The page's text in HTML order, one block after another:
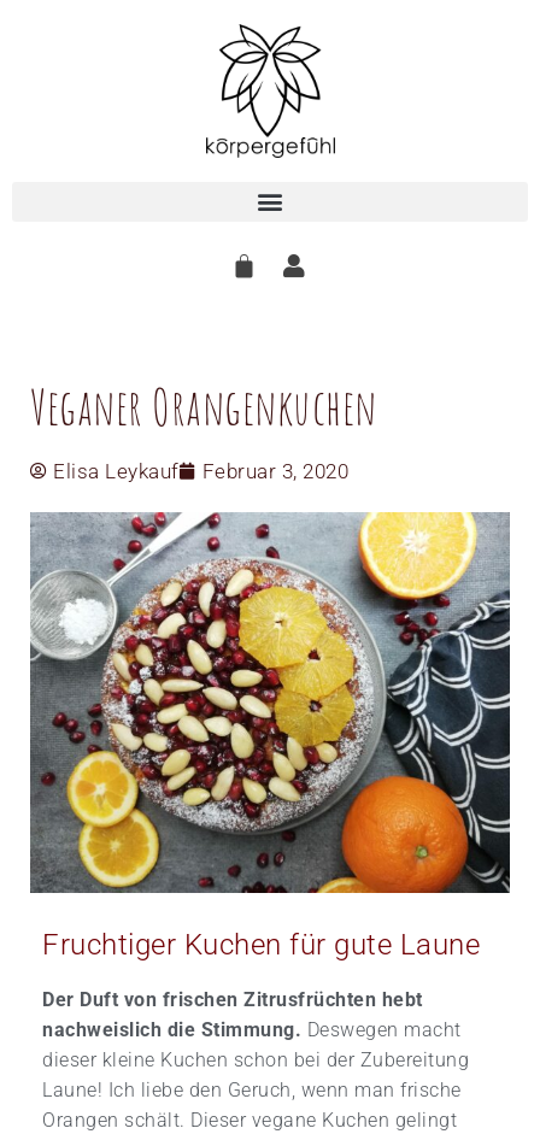
Veganer Orangenkuchen
Elisa Leykauf Februar 3, 2020
Fruchtiger Kuchen für gute Laune
Der Duft von frischen Zitrusfrüchten hebt
nachweislich die Stimmung. Deswegen macht
dieser kleine Kuchen schon bei der Zubereitung
Laune! Ich liebe den Geruch, wenn man frische
Orangen schält. Dieser vegane Kuchen gelingt